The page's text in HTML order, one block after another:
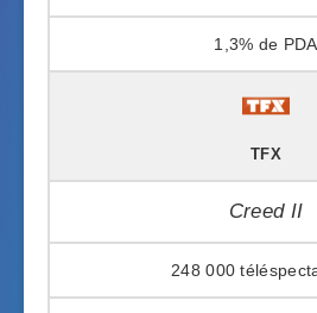
1,3%
TFX
Creed II
248 000